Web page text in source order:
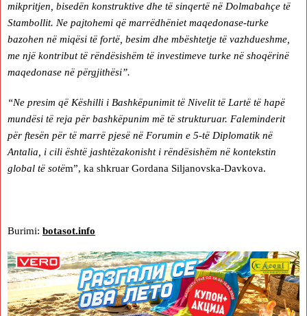
mikpritjen, bisedën konstruktive dhe të sinqertë në Dolmabahçe të
Stambollit. Ne pajtohemi që marrëdhëniet maqedonase-turke
bazohen në miqësi të fortë, besim dhe mbështetje të vazhdueshme,
me një kontribut të rëndësishëm të investimeve turke në shoqërinë
maqedonase në përgjithësi”.
“Ne presim që Këshilli i Bashkëpunimit të Nivelit të Lartë të hapë
mundësi të reja për bashkëpunim më të strukturuar. Faleminderit
për ftesën për të marrë pjesë në Forumin e 5-të Diplomatik në
Antalia, i cili është jashtëzakonisht i rëndësishëm në kontekstin
global të sotëm”, ka shkruar Gordana Siljanovska-Davkova.
Burimi: botasot.info